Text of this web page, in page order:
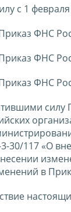
с 1
ФНС
ФНС
ФНС
30/117 «О
в